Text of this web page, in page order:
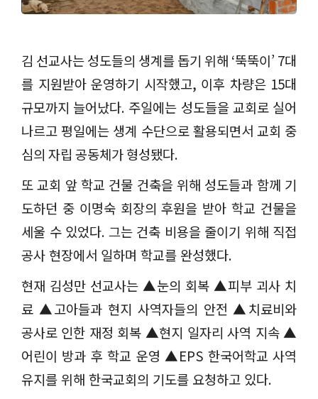
김 선교사는 성도들의 생계를 돕기 위해 ‘뚝뚝이’ 7대
를 지원받아 운영하기 시작했고, 이후 차량은 15대
규모까지 늘어났다. 주일에는 성도들을 교회로 실어
나르고 평일에는 생계 수단으로 활용되면서 교회 중
심의 자립 공동체가 형성됐다.
또 교회 앞 학교 건물 건축을 위해 성도들과 함께 기
도하던 중 이명숙 회장의 후원을 받아 학교 건물을
세울 수 있었다. 그는 건축 비용을 줄이기 위해 직접
공사 현장에서 일하며 학교를 완성했다.
현재 김성만 선교사는 ▲눈의 회복 ▲피부 괴사 치
료 ▲고아들과 현지 사역자들의 안전▲치료비와
공사로 인한 재정 회복 ▲현지 일자리 사역 지속▲
어린이 방과 후 학교 운영 ▲EPS 한국어학교 사역
유지를 위해 한국교회의 기도를 요청하고 있다.